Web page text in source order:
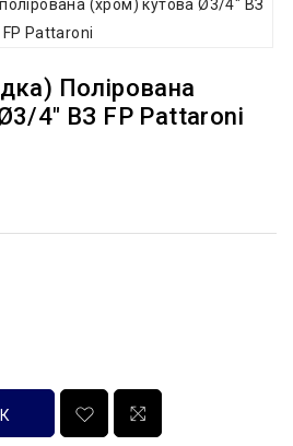
Полірована
4″ ВЗ FP Pattaroni